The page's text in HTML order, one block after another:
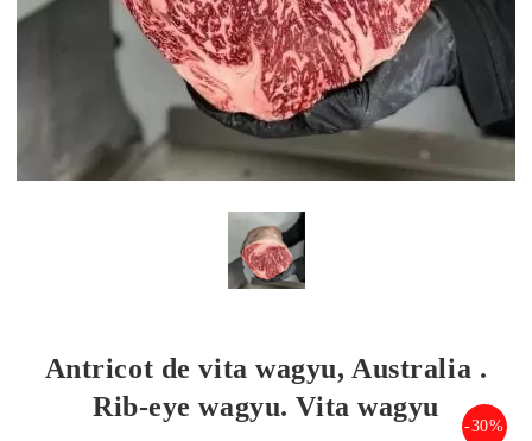
Antricot de vita wagyu, Australia .
Rib-eye wagyu. Vita wagyu
-30%